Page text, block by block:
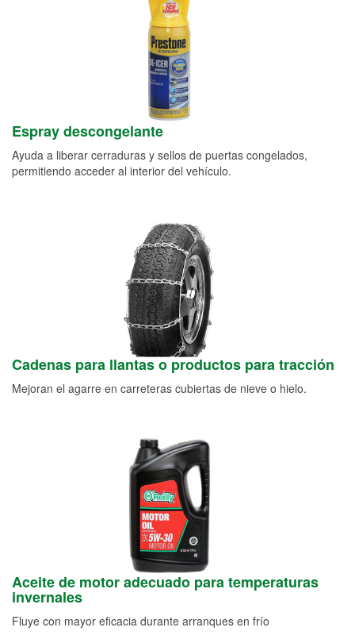
Espray descongelante
Ayuda a liberar cerraduras y sellos de puertas congelados,
permitiendo acceder al interior del vehículo.
Cadenas para llantas o productos para tracción
Mejoran el agarre en carreteras cubiertas de nieve o hielo.
Aceite de motor adecuado para temperaturas
invernales
Fluye con mayor eficacia durante arranques en frío